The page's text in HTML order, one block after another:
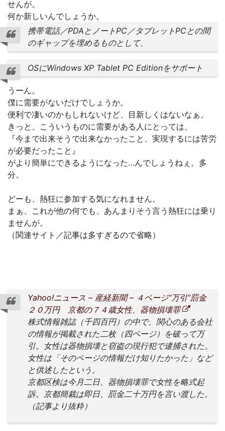
せんが。
何か新しいんでしょうか。
携帯電話／PDAとノートPC／タブレットPCとの間
のギャップを埋めるものとして、
OSにWindows XP Tablet PC Editionをサポート
うーん。
僕に需要がないだけでしょうか。
便利で凄いのかもしれないけど、目新しくはないなぁ。
きっと、こういうものに需要がある人にとっては、
『今まで出来そうで出来なかったこと、実現するには苦労
が必要だったこと』
がより簡単にできるようになった…んでしょうねぇ。多
分。
どーも、熱狂に参加する気になれません。
まぁ、これが他の何でも、あんまりそう言う熱狂には乗り
ませんが。
（関連サイト／記事は多すぎるので省略）
Yahoo!ニュース – 産経新聞 – ４ページ“万引”罰金
２０万円 京都の７４歳女性、器物損壊罪
株式情報雑誌（千四百円）の中で、関心のある会社
の情報が掲載された二枚（四ページ）を破って万
引。女性は器物損壊と窃盗の現行犯で逮捕された。
女性は「そのページの情報だけ知りたかった」など
と供述したという。
京都区検は今月二日、器物損壊罪で女性を略式起
訴。京都簡裁は即日、罰金二十万円を言い渡した。
（記事より抜粋）